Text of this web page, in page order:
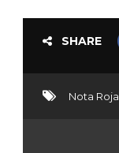
SHARE
Nota Roja